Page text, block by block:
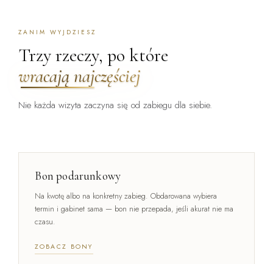
ZANIM WYJDZIESZ
Trzy rzeczy, po które
wracają najczęściej
Nie każda wizyta zaczyna się od zabiegu dla siebie.
Bon podarunkowy
Na kwotę albo na konkretny zabieg. Obdarowana wybiera
termin i gabinet sama — bon nie przepada, jeśli akurat nie ma
czasu.
ZOBACZ BONY